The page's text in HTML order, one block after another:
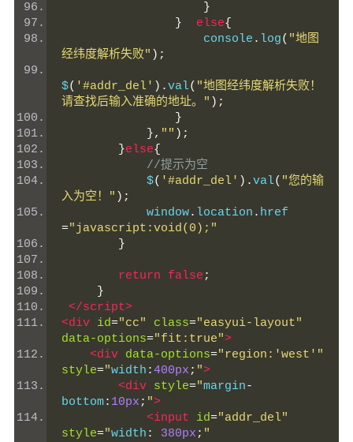
}
}
else{
                    console
. log( "地图
经纬度解析失败" );
$( '#addr_del' ).val( "地图经纬度解析失败！
请查找后输入准确的地址。" );
}
}, "" );
}else{
//提示为空
            $
( '#addr_del' ).val( "您的输
入为空！" );
            window
. location .
="javascript:void(0);"
}
return false ;
}
</script>
<div id="cc" class="easyui-layout"
data-options="fit:true">
<div data-options="region:'west'"
style="width :400px ; ">
<div style="margin-
bottom: 10px ; ">
<input
id="addr_del"
style="width : 380px ; "